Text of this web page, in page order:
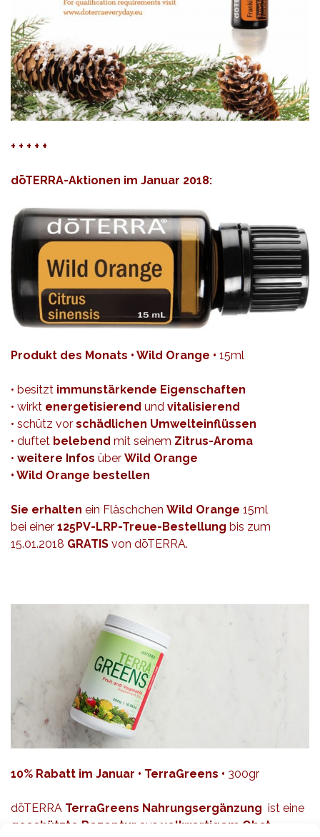
+ + + + +
dōTERRA-Aktionen im Januar 2018:
Produkt des Monats • Wild Orange • 15ml
• besitzt immunstärkende Eigenschaften
• wirkt energetisierend und vitalisierend
• schütz vor schädlichen Umwelteinflüssen
• duftet belebend mit seinem Zitrus-Aroma
• weitere Infos über Wild Orange
• Wild Orange bestellen
Sie erhalten ein Fläschchen Wild Orange 15ml
bei einer 125PV-LRP-Treue-Bestellung bis zum
15.01.2018 GRATIS von dōTERRA.
10% Rabatt im Januar • TerraGreens • 300gr
dōTERRA TerraGreens Nahrungsergänzung ist eine
geschützte Rezeptur aus vollwertigem Obst,